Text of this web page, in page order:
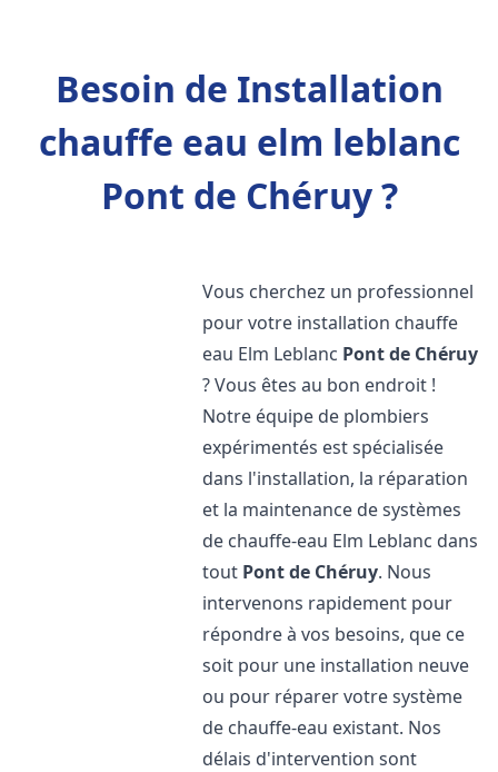
Besoin de Installation
chauffe eau elm leblanc
Pont de Chéruy ?
Vous cherchez un professionnel
pour votre installation chauffe
eau Elm Leblanc Pont de Chéruy
? Vous êtes au bon endroit !
Notre équipe de plombiers
expérimentés est spécialisée
dans l'installation, la réparation
et la maintenance de systèmes
de chauffe-eau Elm Leblanc dans
tout Pont de Chéruy. Nous
intervenons rapidement pour
répondre à vos besoins, que ce
soit pour une installation neuve
ou pour réparer votre système
de chauffe-eau existant. Nos
délais d'intervention sont